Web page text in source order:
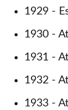
1929 -
1930 -
1931 -
1932 -
1933 -